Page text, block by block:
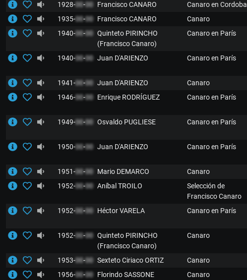
1928-00-00 Francisco CANARO Canaro en Cordoba
1935-00-00 Francisco CANARO Canaro
1940-00-00 Quinteto PIRINCHO
(Francisco Canaro)
Canaro en París
1940-00-00 Juan D'ARIENZO Canaro en París
1941-00-00 Juan D'ARIENZO Canaro
1946-00-00 Enrique RODRÍGUEZ Canaro en París
1949-00-00 Osvaldo PUGLIESE Canaro en París
1950-00-00 Juan D'ARIENZO Canaro en París
1951-00-00 Mario DEMARCO Canaro
1952-00-00 Aníbal TROILO
Selección de
Francisco Canaro
1952-00-00 Héctor VARELA Canaro en París
1952-00-00 Quinteto PIRINCHO
(Francisco Canaro)
Canaro
1953-00-00 Sexteto Ciriaco ORTIZ Canaro
1956-00-00 Florindo SASSONE Canaro